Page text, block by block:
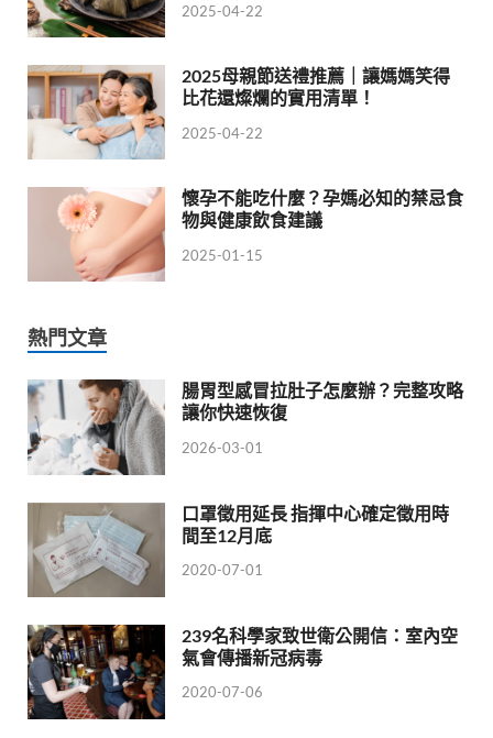
2025-04-22
2025母親節送禮推薦｜讓媽媽笑得
比花還燦爛的實用清單！
2025-04-22
懷孕不能吃什麼？孕媽必知的禁忌食
物與健康飲食建議
2025-01-15
熱門文章
腸胃型感冒拉肚子怎麼辦？完整攻略
讓你快速恢復
2026-03-01
口罩徵用延長 指揮中心確定徵用時
間至12月底
2020-07-01
239名科學家致世衛公開信：室內空
氣會傳播新冠病毒
2020-07-06